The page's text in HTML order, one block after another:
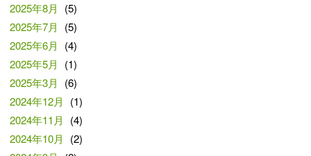
2025年8月
(5)
2025年7月
(5)
2025年6月
(4)
2025年5月
(1)
2025年3月
(6)
2024年12月
(1)
2024年11月
(4)
2024年10月
(2)